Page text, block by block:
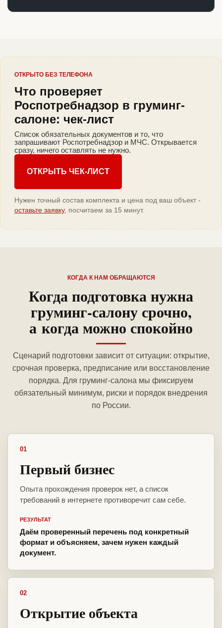
ОТКРЫТО БЕЗ ТЕЛЕФОНА
Что проверяет
Роспотребнадзор в груминг-
салоне: чек-лист
Список обязательных документов и то, что
запрашивают Роспотребнадзор и МЧС. Открывается
сразу, ничего оставлять не нужно.
ОТКРЫТЬ ЧЕК-ЛИСТ
Нужен точный состав комплекта и цена под ваш объект -
оставьте заявку, посчитаем за 15 минут.
КОГДА К НАМ ОБРАЩАЮТСЯ
Когда подготовка нужна
груминг-салону срочно,
а когда можно спокойно
Сценарий подготовки зависит от ситуации: открытие,
срочная проверка, предписание или восстановление
порядка. Для груминг-салона мы фиксируем
обязательный минимум, риски и порядок внедрения
по России.
01
Первый бизнес
Опыта прохождения проверок нет, а список
требований в интернете противоречит сам себе.
РЕЗУЛЬТАТ
Даём проверенный перечень под конкретный
формат и объясняем, зачем нужен каждый
документ.
02
Открытие объекта